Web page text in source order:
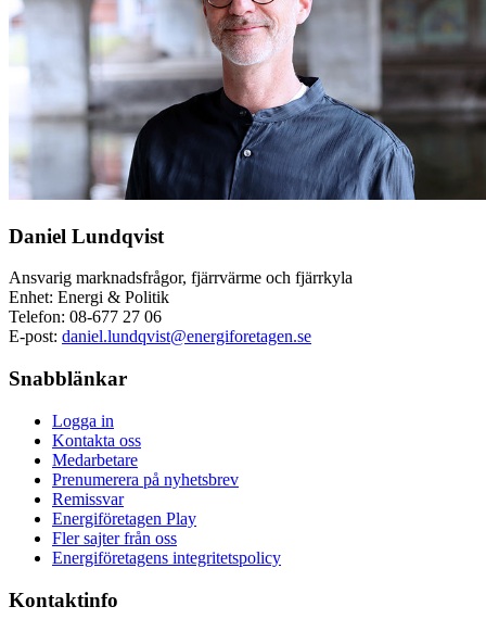
Daniel Lundqvist
Ansvarig marknadsfrågor, fjärrvärme och fjärrkyla
Enhet: Energi & Politik
Telefon: 08-677 27 06
E-post: daniel.lundqvist@energiforetagen.se
Snabblänkar
Logga in
Kontakta oss
Medarbetare
Prenumerera på nyhetsbrev
Remissvar
Energiföretagen Play
Fler sajter från oss
Energiföretagens integritetspolicy
Kontaktinfo